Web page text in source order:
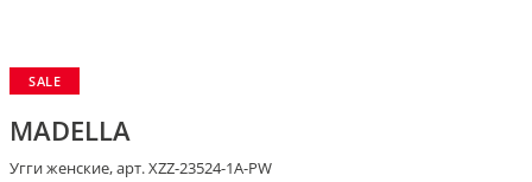
SALE
MADELLA
Угги женские, арт. XZZ-23524-1A-PW